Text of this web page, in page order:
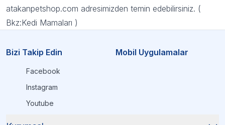
atakanpetshop.com adresimizden temin edebilirsiniz. (
Bkz:Kedi Mamaları )
Bizi Takip Edin
Facebook
Instagram
Youtube
Mobil Uygulamalar